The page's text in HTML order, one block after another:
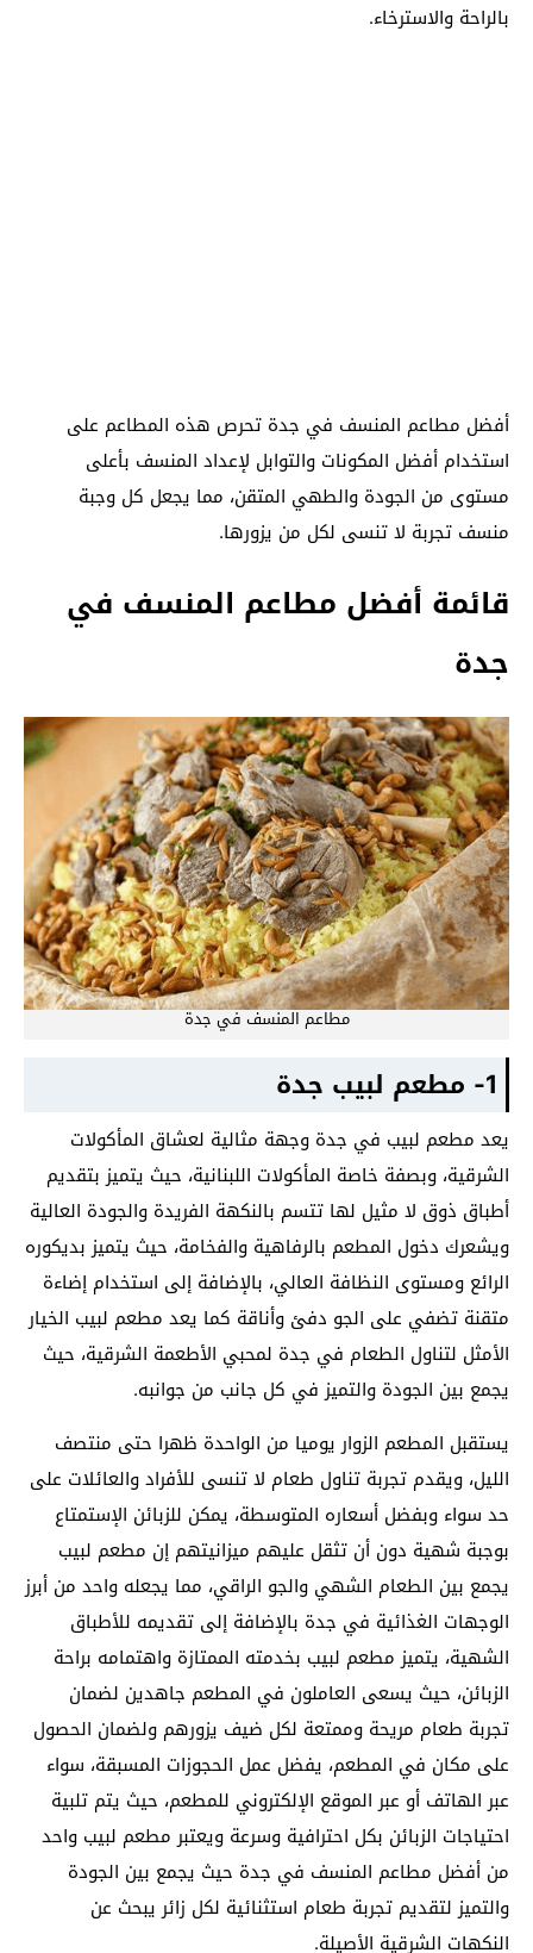
بالراحة والاسترخاء.
أفضل مطاعم المنسف في جدة تحرص هذه المطاعم على
استخدام أفضل المكونات والتوابل لإعداد المنسف بأعلى
مستوى من الجودة والطهي المتقن، مما يجعل كل وجبة
منسف تجربة لا تنسى لكل من يزورها.
قائمة أفضل مطاعم المنسف في
جدة
مطاعم المنسف في جدة
1- مطعم لبيب جدة
يعد مطعم لبيب في جدة وجهة مثالية لعشاق المأكولات
الشرقية، وبصفة خاصة المأكولات اللبنانية، حيث يتميز بتقديم
أطباق ذوق لا مثيل لها تتسم بالنكهة الفريدة والجودة العالية
ويشعرك دخول المطعم بالرفاهية والفخامة، حيث يتميز بديكوره
الرائع ومستوى النظافة العالي، بالإضافة إلى استخدام إضاءة
متقنة تضفي على الجو دفئ وأناقة كما يعد مطعم لبيب الخيار
الأمثل لتناول الطعام في جدة لمحبي الأطعمة الشرقية، حيث
يجمع بين الجودة والتميز في كل جانب من جوانبه.
يستقبل المطعم الزوار يوميا من الواحدة ظهرا حتى منتصف
الليل، ويقدم تجربة تناول طعام لا تنسى للأفراد والعائلات على
حد سواء وبفضل أسعاره المتوسطة، يمكن للزبائن الإستمتاع
بوجبة شهية دون أن تثقل عليهم ميزانيتهم إن مطعم لبيب
يجمع بين الطعام الشهي والجو الراقي، مما يجعله واحد من أبرز
الوجهات الغذائية في جدة بالإضافة إلى تقديمه للأطباق
الشهية، يتميز مطعم لبيب بخدمته الممتازة واهتمامه براحة
الزبائن، حيث يسعى العاملون في المطعم جاهدين لضمان
تجربة طعام مريحة وممتعة لكل ضيف يزورهم ولضمان الحصول
على مكان في المطعم، يفضل عمل الحجوزات المسبقة، سواء
عبر الهاتف أو عبر الموقع الإلكتروني للمطعم، حيث يتم تلبية
احتياجات الزبائن بكل احترافية وسرعة ويعتبر مطعم لبيب واحد
من أفضل مطاعم المنسف في جدة حيث يجمع بين الجودة
والتميز لتقديم تجربة طعام استثنائية لكل زائر يبحث عن
النكهات الشرقية الأصيلة.